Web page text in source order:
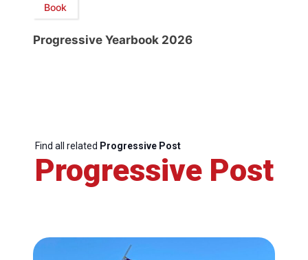
Book
Progressive Yearbook 2026
Find all related Progressive Post
Progressive Post